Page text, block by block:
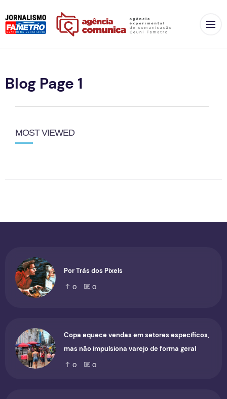
Blog Page 1
MOST VIEWED
Por Trás dos Pixels
0 0
Copa aquece vendas em setores específicos,
mas não impulsiona varejo de forma geral
0 0